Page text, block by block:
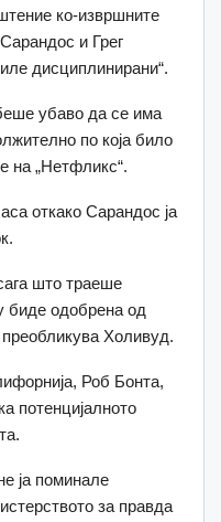
ко-извршните
и Грег
дисциплинирани“.
убаво да се има
по која било
на „Нетфликс“.
откако Сарандос ја
што траеше
биде одобрена од
преобликува Холивуд.
Роб Бонта,
потенцијалното
ја поминале
за правда